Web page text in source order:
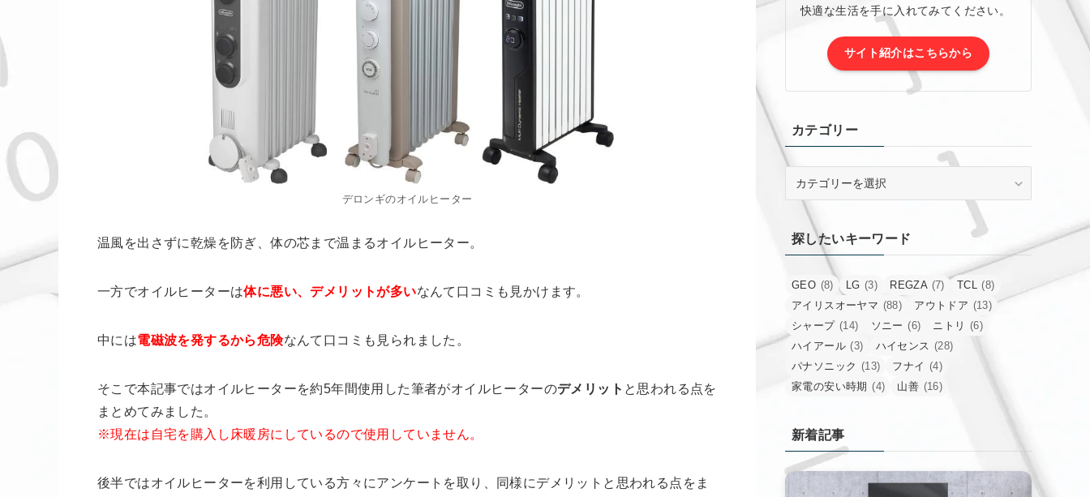
デロンギのオイルヒーター
温風を出さずに乾燥を防ぎ、体の芯まで温まるオイルヒーター。
一方でオイルヒーターは体に悪い、デメリットが多いなんて口コミも見かけます。
中には電磁波を発するから危険なんて口コミも見られました。
そこで本記事ではオイルヒーターを約5年間使用した筆者がオイルヒーターのデメリット と思われる点を
まとめてみました。
※現在は自宅を購入し床暖房にしているので使用していません。
後半ではオイルヒーターを利用している方々にアンケートを取り、同様にデメリットと思われる点をま
快適な生活を手に入れてみてください。
サイト紹介はこちらから
カテゴリー
ー
探したいキーワード
GEO (8) LG (3) REGZA (7) TCL (8)
アイリスオーヤマ (88) アウトドア (13)
シャープ (14) ソニー (6) ニトリ (6)
ハイアール (3) ハイセンス (28)
パナソニック (13) フナイ (4)
家電の安い時期 (4) 山善 (16)
新着記事